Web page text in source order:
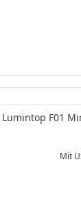
Lumintop F01
Mit